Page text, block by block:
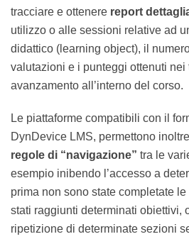
tracciare e ottenerereport
tempi di utilizzo o alle sessioni
determinato contenuto didattico
numero di tentativi, le
nei test e le percentuali di
Le piattaforme compatibili con il
come DynDevice LMS,
svariate regole di “navigazione”
corso, ad esempio inibendo
sezioni se prima non sono state
precedenti o non sono stati